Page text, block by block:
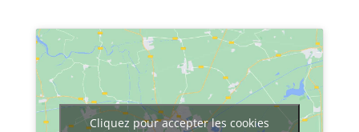
Cliquez pour accepter les cookies